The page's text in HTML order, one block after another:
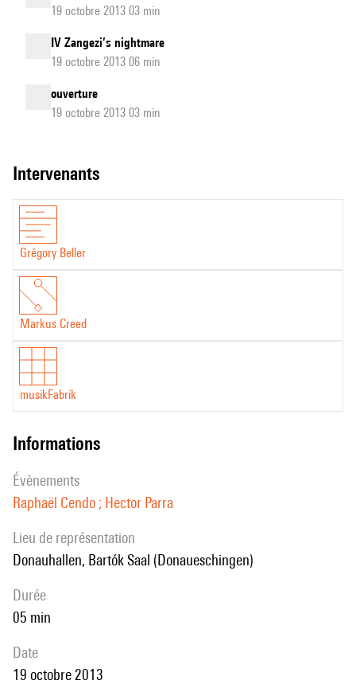
19 octobre 2013 03 min
IV Zangezi’s nightmare
19 octobre 2013 06 min
ouverture
19 octobre 2013 03 min
intervenants
Grégory Beller
Markus Creed
musikFabrik
informations
évènements
Raphaël Cendo ; Hector Parra
Lieu de représentation
Donauhallen, Bartók Saal (Donaueschingen)
durée
05 min
date
19 octobre 2013